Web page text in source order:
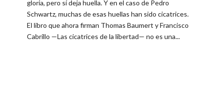
gloria, pero sí deja huella. Y en el caso de Pedro
Schwartz, muchas de esas huellas han sido cicatrices.
El libro que ahora firman Thomas Baumert y Francisco
Cabrillo —Las cicatrices de la libertad— no es una...